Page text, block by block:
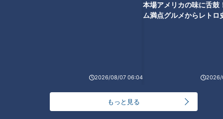
2026/08/07 06:04
本場アメリカの味に舌鼓
ム満点グルメからレトロ
2026/
もっと見る
フケは、頭皮のターンオーバーによって発生するものなので、
少量なら問題ありません。しかし、大量に出るとフケそのもの
ると、頭皮を再生するためにターンオーバーが早まり、フケが
＜皮脂が少なくなる原因＞